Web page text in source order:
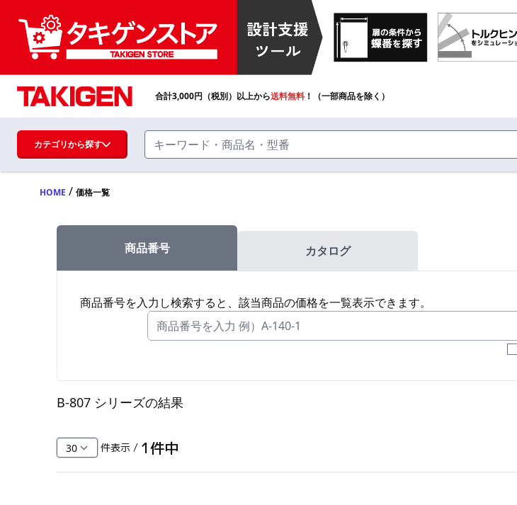
ハンドル・取手・つまみ・周辺機器
蝶番・ステー・周辺機器
FB・B
ファスナー・ラッチ錠・キャッチ・錠前
L・LE
S
キャスター・アジャスター・スライドレ
合計3,000円（税別）以上から送料無料 ！（一部商品を除く）
カテゴリから探す
HOME / 価格一覧
商品番号 カタログ
商品番号を入力し検索すると、該当商品の価格を一覧表示できます。
B-807 シリーズの結果
件表示 / 1件中